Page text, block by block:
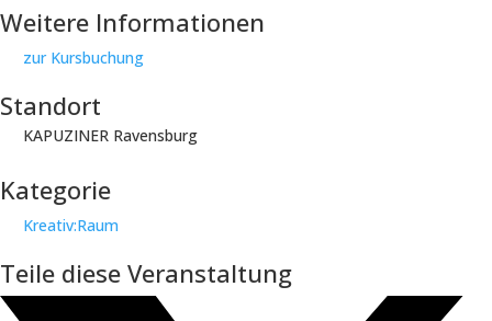
Weitere Informationen
zur Kursbuchung
Standort
KAPUZINER Ravensburg
Kategorie
Kreativ:Raum
Teile diese Veranstaltung